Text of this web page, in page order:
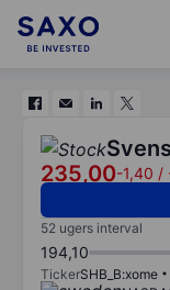
235,00-1,40 /
52 ugers interval
194,10
TickerSHB_B:xome